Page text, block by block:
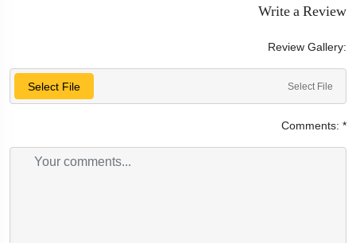
Write a Review
Review Gallery:
Select File Select File
Comments: *